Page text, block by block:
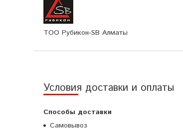
ТОО Рубикон-SB Алматы
Условия доставки и оплаты
Способы доставки
Самовывоз